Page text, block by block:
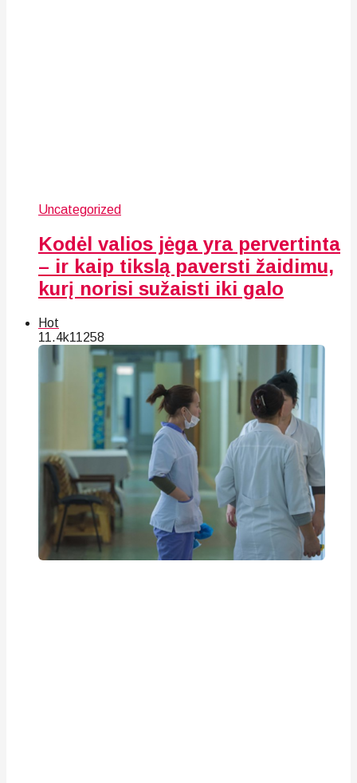
Uncategorized
Kodėl valios jėga yra pervertinta
– ir kaip tikslą paversti žaidimu,
kurį norisi sužaisti iki galo
Hot
11.4k11258